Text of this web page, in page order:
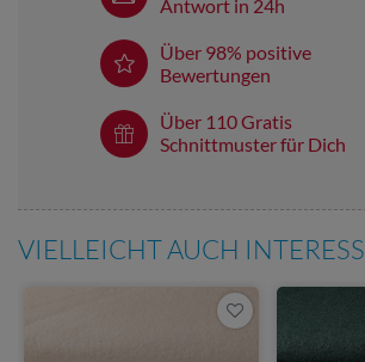
Antwort in 24h
Über 98% positive
Bewertungen
Über 110 Gratis
Schnittmuster für Dich
VIELLEICHT AUCH